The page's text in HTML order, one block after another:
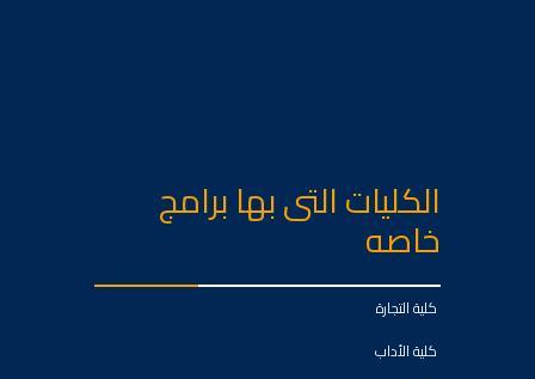
الكليات التى بها برامج
خاصه
كلية التجارة
كلية الأداب